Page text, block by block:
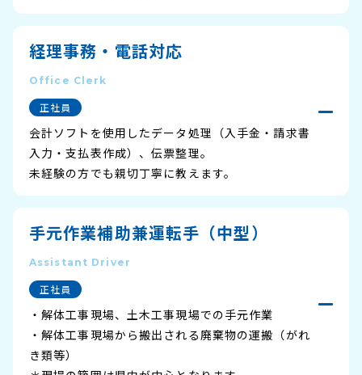
経理事務・電話対応
Office Clerk
正社員
会計ソフトを使用したデータ処理（入手金・請求書
入力・支払表作成）、伝票整理。
未経験の方でも親切丁寧に教えます。
手元作業補助兼運転手（中型）
Assistant Driver
正社員
・解体工事現場、土木工事現場での手元作業
・解体工事現場から搬出される廃棄物の運搬（がれ
き類等）